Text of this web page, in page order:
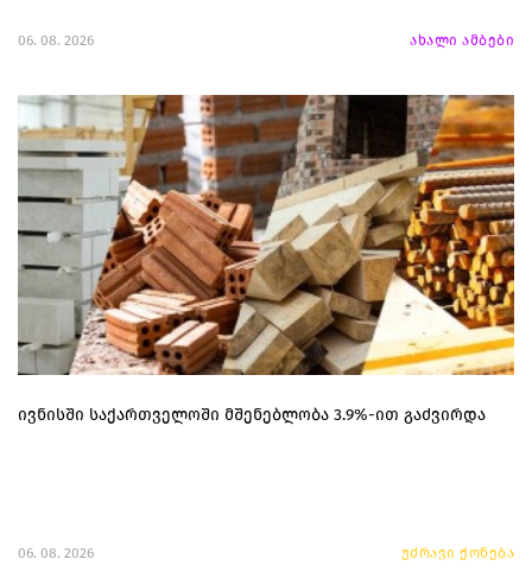
06. 08. 2026 ახალი ამბები
ივნისში საქართველოში მშენებლობა 3.9%-ით გაძვირდა
06. 08. 2026 უძრავი ქონება